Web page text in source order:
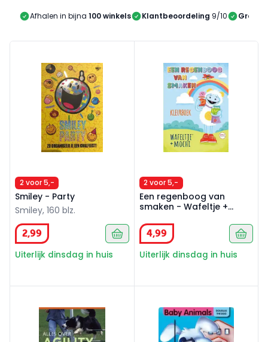
Afhalen in bijna 100 winkels Klantbeoordeling 9/10 Gratis
2 voor 5,-
Smiley - Party
Smiley, 160 blz.
2,99
Uiterlijk dinsdag in huis
2 voor 5,-
Een regenboog van
smaken - Wafeltje +
4,99
Uiterlijk dinsdag in huis